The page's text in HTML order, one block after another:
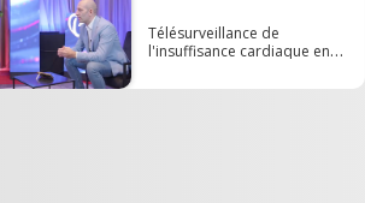
Télésurveillance de
l'insuffisance cardiaque en
perspectives - Dr Olivier DE